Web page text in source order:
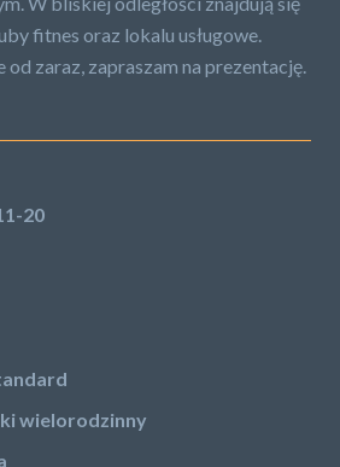
fitnes oraz lokalu usługowe.
zaraz, zapraszam na prezentację.
20
wielorodzinny